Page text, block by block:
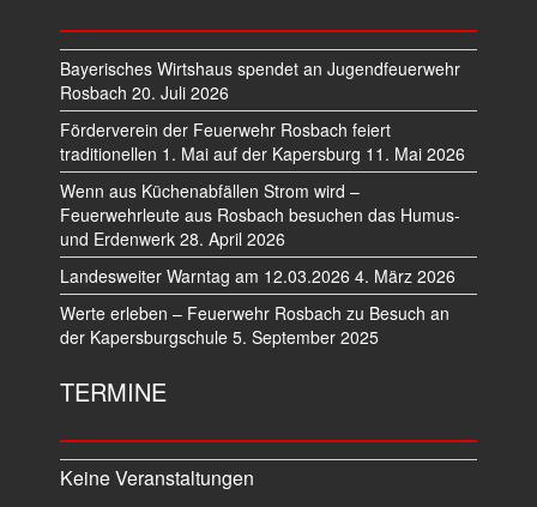
Bayerisches Wirtshaus spendet an Jugendfeuerwehr
Rosbach 20. Juli 2026
Förderverein der Feuerwehr Rosbach feiert
traditionellen 1. Mai auf der Kapersburg 11. Mai 2026
Wenn aus Küchenabfällen Strom wird –
Feuerwehrleute aus Rosbach besuchen das Humus-
und Erdenwerk 28. April 2026
Landesweiter Warntag am 12.03.2026 4. März 2026
Werte erleben – Feuerwehr Rosbach zu Besuch an
der Kapersburgschule 5. September 2025
TERMINE
Keine Veranstaltungen